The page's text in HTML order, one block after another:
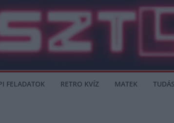
FELADATOK RETRO KVÍZ MATEK